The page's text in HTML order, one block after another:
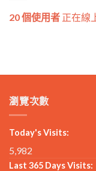
20 個使用者 正在線
瀏覽次數
Today's Visits:
5,982
Last 365 Days Visits: